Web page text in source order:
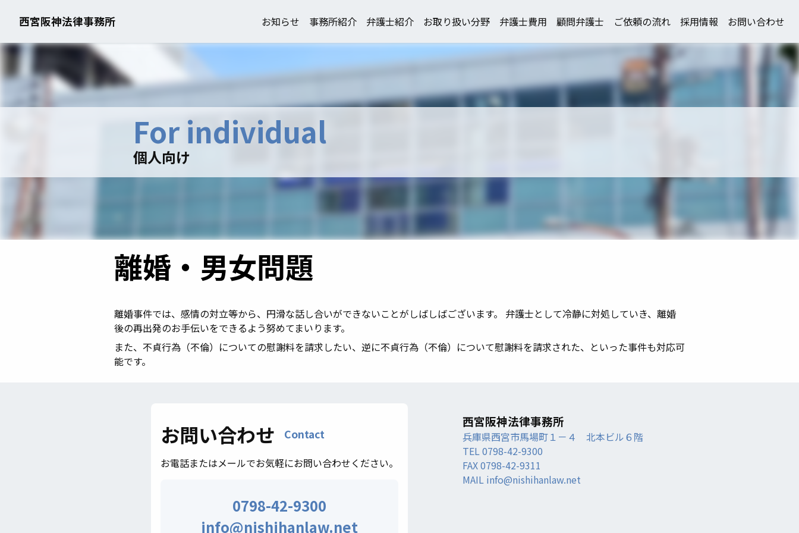
西宮阪神法律事務所 お知らせ 事務所紹介 弁護士紹介 お取り扱い分野 弁護士費用 顧問弁護士 ご依頼の流れ 採用情報 お問い合わせ
For individual
個人向け
離婚・男女問題
離婚事件では、感情の対立等から、円滑な話し合いができないことがしばしばございます。 弁護士として冷静に対処していき、離婚
後の再出発のお手伝いをできるよう努めてまいります。
また、不貞行為（不倫）についての慰謝料を請求したい、逆に不貞行為（不倫）について慰謝料を請求された、といった事件も対応可
能です。
お問い合わせ Contact
お電話またはメールでお気軽にお問い合わせください。
0798-42-9300
info@nishihanlaw.net
西宮阪神法律事務所
兵庫県西宮市馬場町１－４ 北本ビル６階
TEL 0798-42-9300
FAX 0798-42-9311
MAIL info@nishihanlaw.net